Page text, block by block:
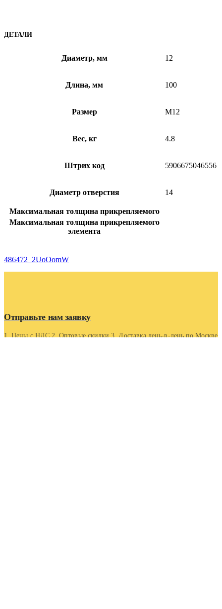
ДЕТАЛИ
Диаметр, мм 12
Длина, мм 100
Размер M12
Вес, кг 4.8
Штрих код 5906675046556
Диаметр отверстия 14
Максимальная толщина прикрепляемого
Максимальная толщина прикрепляемого
элемента
486472_2UoOomW
Отправьте нам заявку
1. Цены с НДС 2. Оптовые скидки 3. Доставка день-в-день по Москве